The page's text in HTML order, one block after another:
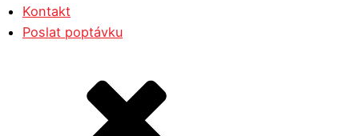
Kontakt
Poslat poptávku